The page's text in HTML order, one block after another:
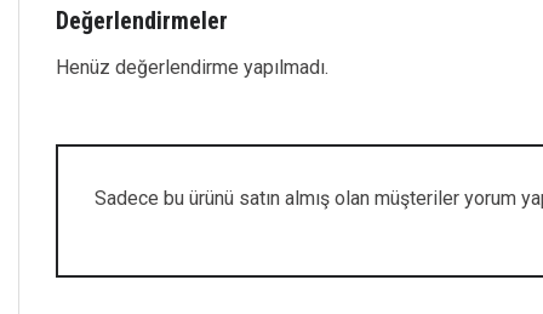
Değerlendirmeler
Henüz değerlendirme yapılmadı.
Sadece bu ürünü satın almış olan müşteriler yorum